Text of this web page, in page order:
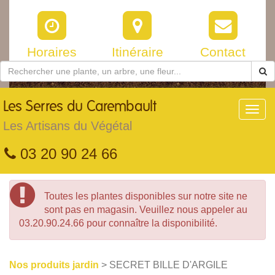
Horaires Itinéraire Contact
Les Serres du Carembault
Les Artisans du Végétal
03 20 90 24 66
Toutes les plantes disponibles sur notre site ne
sont pas en magasin. Veuillez nous appeler au
03.20.90.24.66 pour connaître la disponibilité.
Nos produits jardin > SECRET BILLE D'ARGILE